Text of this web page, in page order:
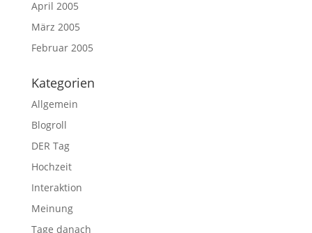
April 2005
März 2005
Februar 2005
Kategorien
Allgemein
Blogroll
DER Tag
Hochzeit
Interaktion
Meinung
Tage danach